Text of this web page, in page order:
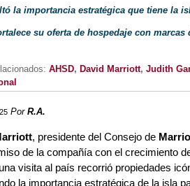
la importancia estratégica que tiene la
su oferta de hospedaje con marcas
AHSD, David Marriott, Judith
Por R.A.
, presidente del Consejo de
de la compañía con el crecimiento
visita al país recorrió propiedades
la importancia estratégica de la isla